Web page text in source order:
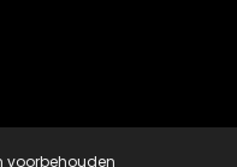
voorbehouden